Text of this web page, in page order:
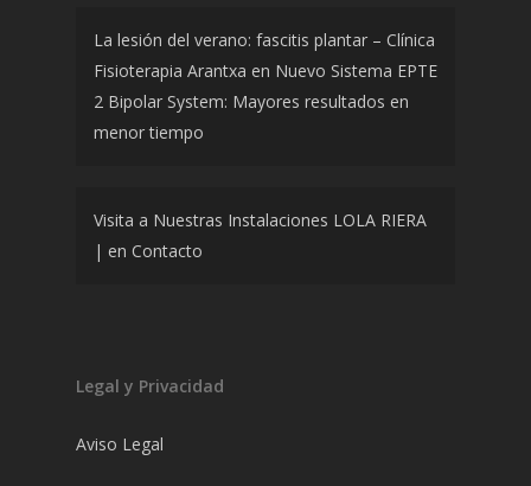
La lesión del verano: fascitis plantar – Clínica
Fisioterapia Arantxa en Nuevo Sistema EPTE
2 Bipolar System: Mayores resultados en
menor tiempo
Visita a Nuestras Instalaciones LOLA RIERA
| en Contacto
Legal y Privacidad
Aviso Legal